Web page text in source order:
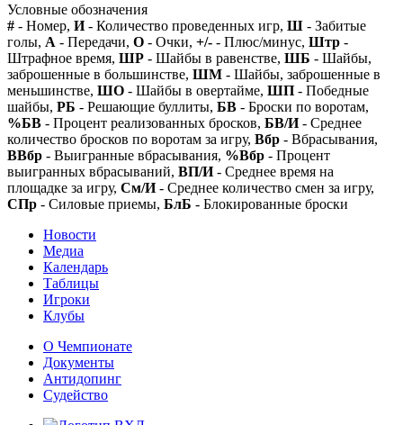
Условные обозначения
# - Номер, И- Количество проведенных игр, Ш - Забитые
голы, А - Передачи, О - Очки, +/- - Плюс/минус, Штр -
Штрафное время, ШР - Шайбы в равенстве, ШБ - Шайбы,
заброшенные в большинстве, ШМ - Шайбы, заброшенные в
меньшинстве, ШО - Шайбы в овертайме, ШП - Победные
шайбы, РБ - Решающие буллиты, БВ - Броски по воротам,
%БВ - Процент реализованных бросков, БВ/И- Среднее
количество бросков по воротам за игру, Вбр - Вбрасывания,
ВВбр - Выигранные вбрасывания, %Вбр - Процент
выигранных вбрасываний, ВП/И- Среднее время на
площадке за игру, См/И- Среднее количество смен за игру,
СПр - Силовые приемы, БлБ - Блокированные броски
Новости
Медиа
Календарь
Таблицы
Игроки
Клубы
О Чемпионате
Документы
Антидопинг
Судейство